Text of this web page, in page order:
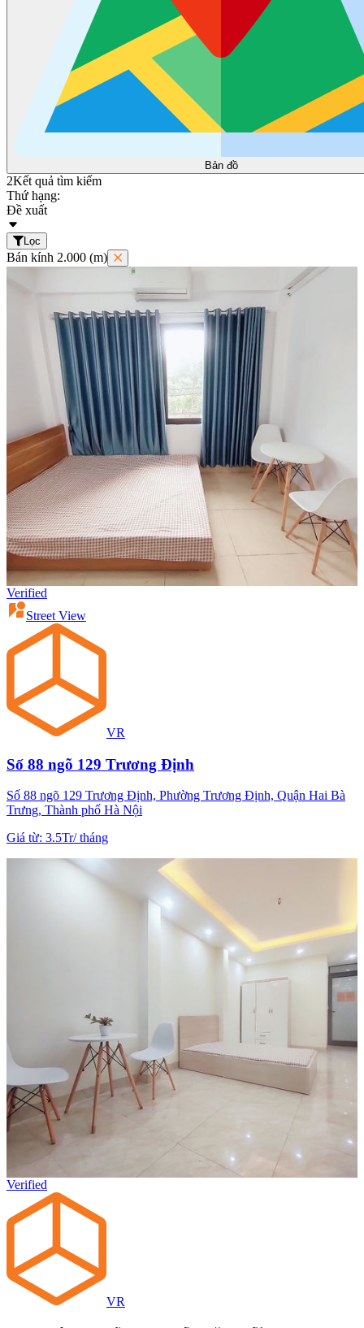
Bản đồ
2Kết quả tìm kiếm
Thứ hạng:
Đề xuất
Lọc
Bán kính 2.000 (m)
Verified
Street View
VR
Số 88 ngõ 129 Trương Định
Số 88 ngõ 129 Trương Định, Phường Trương Định, Quận Hai Bà
Trưng, Thành phố Hà Nội
Giá từ: 3.5Tr/tháng
Verified
VR